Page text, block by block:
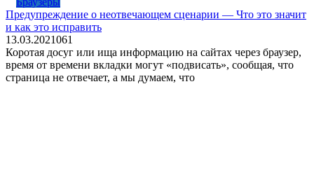
Предупреждение о неотвечающем сценарии — Что это значит
и как это исправить
13.03.2021061
Коротая досуг или ища информацию на сайтах через браузер,
время от времени вкладки могут «подвисать», сообщая, что
страница не отвечает, а мы думаем, что